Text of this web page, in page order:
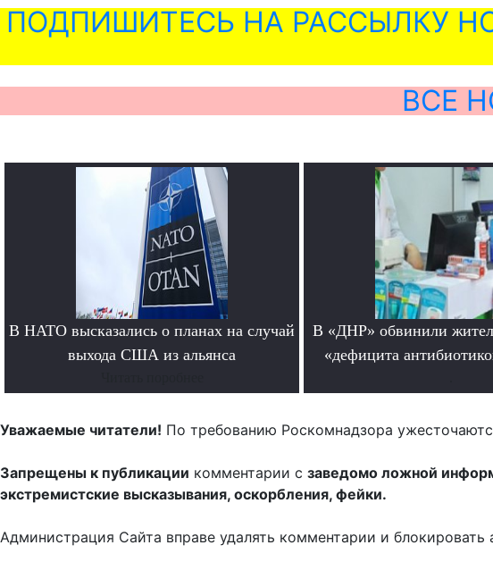
ПОДПИШИТЕСЬ НА РАССЫЛКУ
ВСЕ
В НАТО высказались о планах на случай
выхода США из альянса
В «ДНР» обвинили
«дефицита
Уважаемые читатели! По требованию Роскомнадзора
Запрещены к публикации комментарии с заведомо ложной
экстремистские высказывания, оскорбления, фейки.
Администрация Сайта вправе удалять комментарии и блокировать